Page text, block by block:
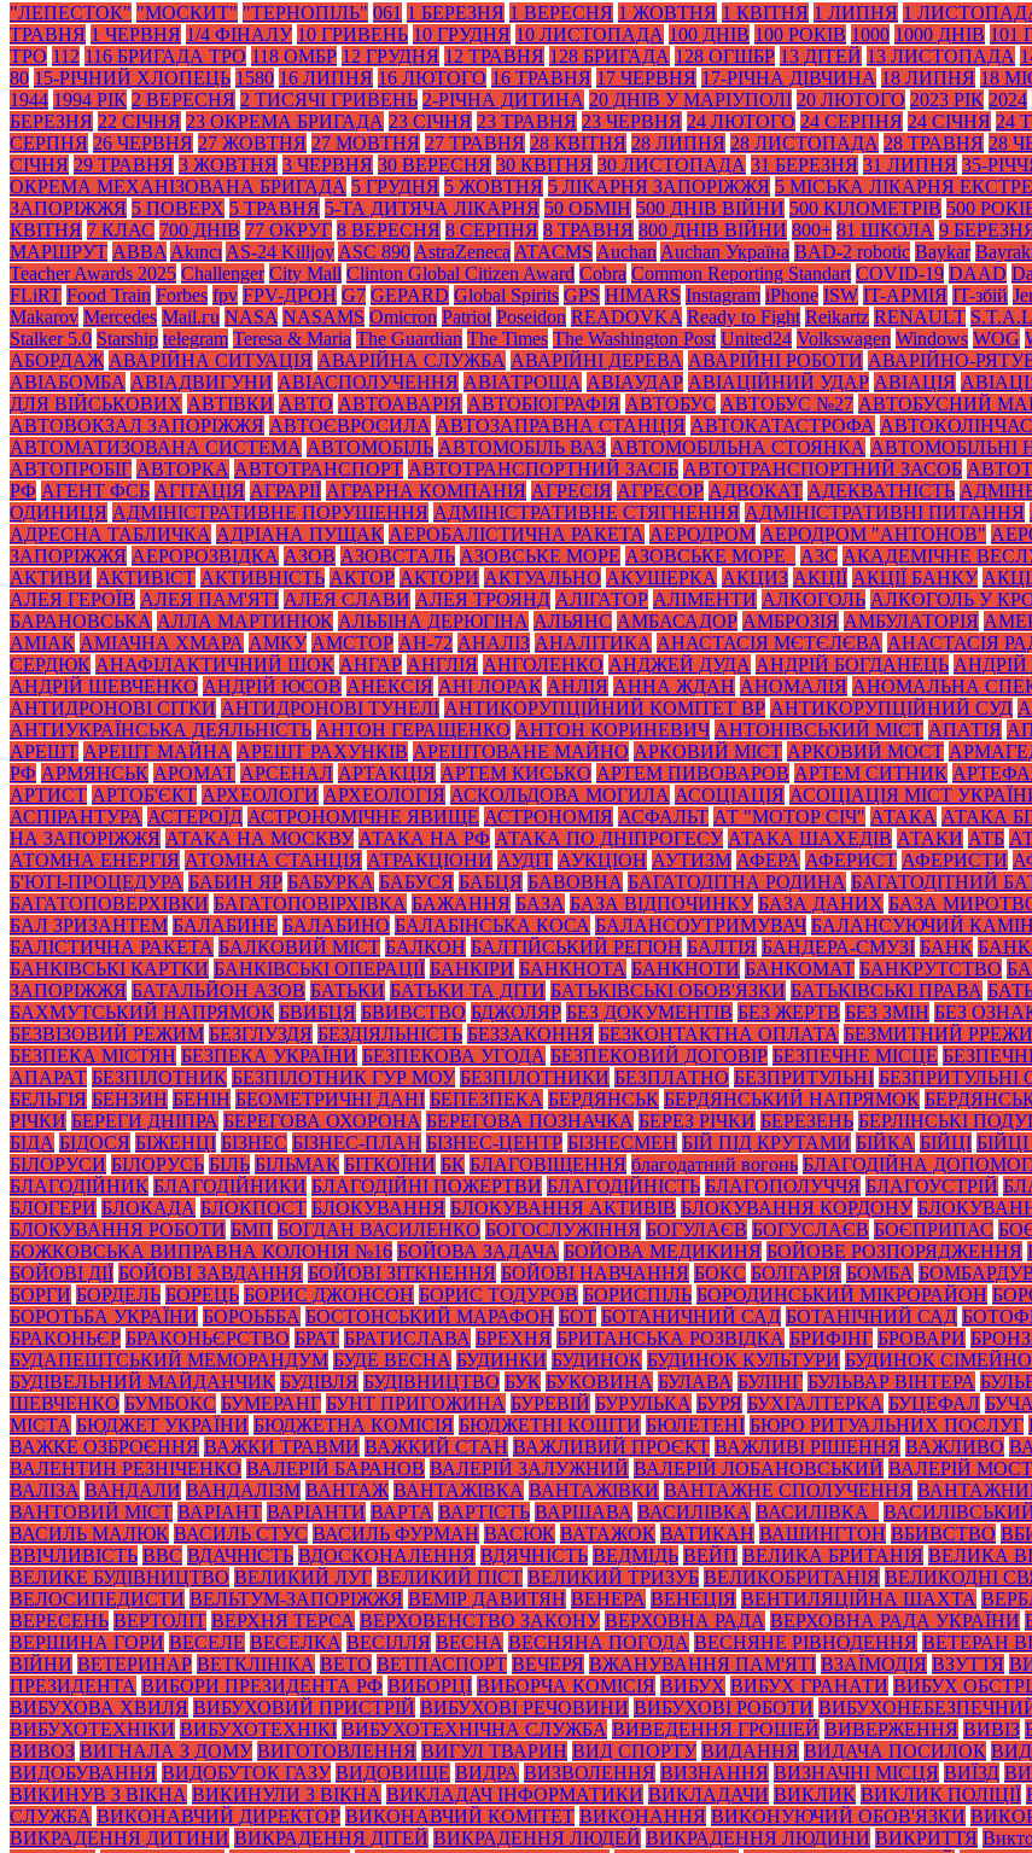
"ЛЕПЕСТОК" "МОСКИТ" "ТЕРНОПІЛЬ" 061 1 БЕРЕЗНЯ 1 ВЕРЕСНЯ 1 ЖОВТНЯ 1 КВІТНЯ 1 ЛИПНЯ 1
ТРАВНЯ 1 ЧЕРВНЯ 1/4 ФІНАЛУ 10 ГРИВЕНЬ 10 ГРУДНЯ 10 ЛИСТОПАДА 100 ДНІВ 100 РОКІВ 1000 1000 ДНІВ 101
ТРО 112 116 БРИГАДА ТРО 118 ОМБР 12 ГРУДНЯ 12 ТРАВНЯ 128 БРИГАДА 128 ОГШБР 13 ДІТЕЙ 13 ЛИСТОПАДА
80 15-РІЧНИЙ ХЛОПЕЦЬ 1580 16 ЛИПНЯ 16 ЛЮТОГО 16 ТРАВНЯ 17 ЧЕРВНЯ 17-РІЧНА ДІВЧИНА 18 ЛИПНЯ 18
1944 1994 РІК 2 ВЕРЕСНЯ 2 ТИСЯЧІ ГРИВЕНЬ 2-РІЧНА ДИТИНА 20 ДНІВ У МАРІУПОЛІ 20 ЛЮТОГО 2023 РІК 2024
БЕРЕЗНЯ 22 СІЧНЯ 23 ОКРЕМА БРИГАДА 23 СІЧНЯ 23 ТРАВНЯ 23 ЧЕРВНЯ 24 ЛЮТОГО 24 СЕРПНЯ 24 СІЧНЯ 24
СЕРПНЯ 26 ЧЕРВНЯ 27 ЖОВТНЯ 27 МОВТНЯ 27 ТРАВНЯ 28 КВІТНЯ 28 ЛИПНЯ 28 ЛИСТОПАДА 28 ТРАВНЯ 28
СІЧНЯ 29 ТРАВНЯ 3 ЖОВТНЯ 3 ЧЕРВНЯ 30 ВЕРЕСНЯ 30 КВІТНЯ 30 ЛИСТОПАДА 31 БЕРЕЗНЯ 31 ЛИПНЯ 35-
ОКРЕМА МЕХАНІЗОВАНА БРИГАДА 5 ГРУДНЯ 5 ЖОВТНЯ 5 ЛІКАРНЯ ЗАПОРІЖЖЯ 5 МІСЬКА ЛІКАРНЯ
ЗАПОРІЖЖЯ 5 ПОВЕРХ 5 ТРАВНЯ 5-ТА ДИТЯЧА ЛІКАРНЯ 50 ОБМІН 500 ДНІВ ВІЙНИ 500 КІЛОМЕТРІВ 500
КВІТНЯ 7 КЛАС 700 ДНІВ 77 ОКРУГ 8 ВЕРЕСНЯ 8 СЕРПНЯ 8 ТРАВНЯ 800 ДНІВ ВІЙНИ 800+ 81 ШКОЛА 9
МАРШРУТ ABBA Akıncı AS-24 Killjoy ASC 890 AstraZeneca ATACMS Auchan Auchan Україна BAD-2 robotic Baykar
Teacher Awards 2025 Challenger City Mall Clinton Global Citizen Award Cobra Common Reporting Standart COVID-19 DAAD
FLiRT Food Train Forbes fpv FPV-ДРОН G7 GEPARD Global Spirits GPS HIMARS Instagram iPhone ISW IT-АРМІЯ IT-збій
Makarov Mercedes Mаil.гu NASA NASAMS Omicron Patriot Poseidon READOVKA Ready to Fight Reikartz RENAULT
Stalker 5.0 Starship telegram Teresa & Maria The Guardian The Times The Washington Post United24 Volkswagen Windows WOG
АБОРДАЖ АВАРІЙНА СИТУАЦІЯ АВАРІЙНА СЛУЖБА АВАРІЙНІ ДЕРЕВА АВАРІЙНІ РОБОТИ АВАРІЙНО-
АВІАБОМБА АВІАДВИГУНИ АВІАСПОЛУЧЕННЯ АВІАТРОЩА АВІАУДАР АВІАЦІЙНИЙ УДАР АВІАЦІЯ
ДЛЯ ВІЙСЬКОВИХ АВТІВКИ АВТО АВТОАВАРІЯ АВТОБІОГРАФІЯ АВТОБУС АВТОБУС №27 АВТОБУСНИЙ
АВТОВОКЗАЛ ЗАПОРІЖЖЯ АВТОЄВРОСИЛА АВТОЗАПРАВНА СТАНЦІЯ АВТОКАТАСТРОФА
АВТОМАТИЗОВАНА СИСТЕМА АВТОМОБІЛЬ АВТОМОБІЛЬ ВАЗ АВТОМОБІЛЬНА СТОЯНКА АВТОМОБІЛЬНІ
АВТОПРОБІГ АВТОРКА АВТОТРАНСПОРТ АВТОТРАНСПОРТНИЙ ЗАСІБ АВТОТРАНСПОРТНИЙ ЗАСОБ
РФ АГЕНТ ФСБ АГІТАЦІЯ АГРАРІЇ АГРАРНА КОМПАНІЯ АГРЕСІЯ АГРЕСОР АДВОКАТ АДЕКВАТНІСТЬ
ОДИНИЦЯ АДМІНІСТРАТИВНЕ ПОРУШЕННЯ АДМІНІСТРАТИВНЕ СТЯГНЕННЯ АДМІНІСТРАТИВНІ ПИТАННЯ
АДРЕСНА ТАБЛИЧКА АДРІАНА ПУЩАК АЕРОБАЛІСТИЧНА РАКЕТА АЕРОДРОМ АЕРОДРОМ "АНТОНОВ"
ЗАПОРІЖЖЯ АЕРОРОЗВІДКА АЗОВ АЗОВСТАЛЬ АЗОВСЬКЕ МОРЕ АЗОВСЬКЕ МОРЕ_ АЗС АКАДЕМІЧНЕ
АКТИВИ АКТИВІСТ АКТИВНІСТЬ АКТОР АКТОРИ АКТУАЛЬНО АКУШЕРКА АКЦИЗ АКЦІЇ АКЦІЇ БАНКУ
АЛЕЯ ГЕРОЇВ АЛЕЯ ПАМ'ЯТІ АЛЕЯ СЛАВИ АЛЕЯ ТРОЯНД АЛІГАТОР АЛІМЕНТИ АЛКОГОЛЬ АЛКОГОЛЬ У
БАРАНОВСЬКА АЛЛА МАРТИНЮК АЛЬБІНА ДЕРЮГІНА АЛЬЯНС АМБАСАДОР АМБРОЗІЯ АМБУЛАТОРІЯ
АМІАК АМІАЧНА ХМАРА АМКУ АМСТОР АН-72 АНАЛІЗ АНАЛІТИКА АНАСТАСІЯ МЄТЄЛЄВА АНАСТАСІЯ
СЕРДЮК АНАФІЛАКТИЧНИЙ ШОК АНГАР АНГЛІЯ АНГОЛЕНКО АНДЖЕЙ ДУДА АНДРІЙ БОГДАНЕЦЬ АНДРІЙ
АНДРІЙ ШЕВЧЕНКО АНДРІЙ ЮСОВ АНЕКСІЯ АНІ ЛОРАК АНЛІЯ АННА ЖДАН АНОМАЛІЯ АНОМАЛЬНА
АНТИДРОНОВІ СІТКИ АНТИДРОНОВІ ТУНЕЛІ АНТИКОРУПЦІЙНИЙ КОМІТЕТ ВР АНТИКОРУПЦІЙНИЙ СУД
АНТИУКРАЇНСЬКА ДЕЯЛЬНІСТЬ АНТОН ГЕРАЩЕНКО АНТОН КОРИНЕВИЧ АНТОНІВСЬКИЙ МІСТ АПАТІЯ
АРЕШТ АРЕШТ МАЙНА АРЕШТ РАХУНКІВ АРЕШТОВАНЕ МАЙНО АРКОВИЙ МІСТ АРКОВИЙ МОСТ
РФ АРМЯНСЬК АРОМАТ АРСЕНАЛ АРТАКЦІЯ АРТЕМ КИСЬКО АРТЕМ ПИВОВАРОВ АРТЕМ СИТНИК
АРТИСТ АРТОБ'ЄКТ АРХЕОЛОГИ АРХЕОЛОГІЯ АСКОЛЬДОВА МОГИЛА АСОЦІАЦІЯ АСОЦІАЦІЯ МІСТ
АСПІРАНТУРА АСТЕРОЇД АСТРОНОМІЧНЕ ЯВИЩЕ АСТРОНОМІЯ АСФАЛЬТ АТ "МОТОР СІЧ" АТАКА АТАКА
НА ЗАПОРІЖЖЯ АТАКА НА МОСКВУ АТАКА НА РФ АТАКА ПО ДНІПРОГЕСУ АТАКА ШАХЕДІВ АТАКИ АТБ
АТОМНА ЕНЕРГІЯ АТОМНА СТАНЦІЯ АТРАКЦІОНИ АУДІТ АУКЦІОН АУТИЗМ АФЕРА АФЕРИСТ АФЕРИСТИ
Б'ЮТІ-ПРОЦЕДУРА БАБИН ЯР БАБУРКА БАБУСЯ БАБЦЯ БАВОВНА БАГАТОДІТНА РОДИНА БАГАТОДІТНИЙ
БАГАТОПОВЕРХІВКИ БАГАТОПОВІРХІВКА БАЖАННЯ БАЗА БАЗА ВІДПОЧИНКУ БАЗА ДАНИХ БАЗА
БАЛ ЗРИЗАНТЕМ БАЛАБИНЕ БАЛАБИНО БАЛАБІНСЬКА КОСА БАЛАНСОУТРИМУВАЧ БАЛАНСУЮЧИЙ
БАЛІСТИЧНА РАКЕТА БАЛКОВИЙ МІСТ БАЛКОН БАЛТІЙСЬКИЙ РЕГІОН БАЛТІЯ БАНДЕРА-СМУЗІ БАНК
БАНКІВСЬКІ КАРТКИ БАНКІВСЬКІ ОПЕРАЦІЇ БАНКІРИ БАНКНОТА БАНКНОТИ БАНКОМАТ БАНКРУТСТВО
ЗАПОРІЖЖЯ БАТАЛЬЙОН АЗОВ БАТЬКИ БАТЬКИ ТА ДІТИ БАТЬКІВСЬКІ ОБОВ'ЯЗКИ БАТЬКІВСЬКІ ПРАВА
БАХМУТСЬКИЙ НАПРЯМОК БВИБЦЯ БВИВСТВО БДЖОЛЯР БЕЗ ДОКУМЕНТІВ БЕЗ ЖЕРТВ БЕЗ ЗМІН БЕЗ
БЕЗВІЗОВИЙ РЕЖИМ БЕЗГЛУЗДЯ БЕЗДІЯЛЬНІСТЬ БЕЗЗАКОННЯ БЕЗКОНТАКТНА ОПЛАТА БЕЗМИТНИЙ
БЕЗПЕКА МІСТЯН БЕЗПЕКА УКРАЇНИ БЕЗПЕКОВА УГОДА БЕЗПЕКОВИЙ ДОГОВІР БЕЗПЕЧНЕ МІСЦЕ
АПАРАТ БЕЗПІЛОТНИК БЕЗПІЛОТНИК ГУР МОУ БЕЗПІЛОТНИКИ БЕЗПЛАТНО БЕЗПРИТУЛЬНІ БЕЗПРИТУЛЬНІ
БЕЛЬГІЯ БЕНЗИН БЕНІН БЕОМЕТРИЧНІ ДАНІ БЕПЕЗПЕКА БЕРДЯНСЬК БЕРДЯНСЬКИЙ НАПРЯМОК
РІЧКИ БЕРЕГИ ДНІПРА БЕРЕГОВА ОХОРОНА БЕРЕГОВА ПОЗНАЧКА БЕРЕЗ РІЧКИ БЕРЕЗЕНЬ БЕРЛІНСЬКІ
БІДА БІДОСЯ БІЖЕНЦІ БІЗНЕС БІЗНЕС-ПЛАН БІЗНЕС-ЦЕНТР БІЗНЕСМЕН БІЙ ПІД КРУТАМИ БІЙКА БІЙЦІ
БІЛОРУСИ БІЛОРУСЬ БІЛЬ БІЛЬМАК БІТКОЇНИ БК БЛАГОВІЩЕННЯ благодатний вогонь БЛАГОДІЙНА
БЛАГОДІЙНИК БЛАГОДІЙНИКИ БЛАГОДІЙНІ ПОЖЕРТВИ БЛАГОДІЙНІСТЬ БЛАГОПОЛУЧЧЯ БЛАГОУСТРІЙ
БЛОГЕРИ БЛОКАДА БЛОКПОСТ БЛОКУВАННЯ БЛОКУВАННЯ АКТИВІВ БЛОКУВАННЯ КОРДОНУ
БЛОКУВАННЯ РОБОТИ БМП БОГДАН ВАСИЛЕНКО БОГОСЛУЖІННЯ БОГУЛАЄВ БОГУСЛАЄВ БОЄПРИПАС
БОЖКОВСЬКА ВИПРАВНА КОЛОНІЯ №16 БОЙОВА ЗАДАЧА БОЙОВА МЕДИКИНЯ БОЙОВЕ РОЗПОРЯДЖЕННЯ
БОЙОВІ ДІЇ БОЙОВІ ЗАВДАННЯ БОЙОВІ ЗІТКНЕННЯ БОЙОВІ НАВЧАННЯ БОКС БОЛГАРІЯ БОМБА
БОРГИ БОРДЕЛЬ БОРЕЦЬ БОРИС ДЖОНСОН БОРИС ТОДУРОВ БОРИСПІЛЬ БОРОДИНСЬКИЙ МІКРОРАЙОН
БОРОТЬБА УКРАЇНИ БОРОЬББА БОСТОНСЬКИЙ МАРАФОН БОТ БОТАНИЧНИЙ САД БОТАНІЧНИЙ САД
БРАКОНЬЄР БРАКОНЬЄРСТВО БРАТ БРАТИСЛАВА БРЕХНЯ БРИТАНСЬКА РОЗВІДКА БРИФІНГ БРОВАРИ
БУДАПЕШТСЬКИЙ МЕМОРАНДУМ БУДЕ ВЕСНА БУДИНКИ БУДИНОК БУДИНОК КУЛЬТУРИ БУДИНОК
БУДІВЕЛЬНИЙ МАЙДАНЧИК БУДІВЛЯ БУДІВНИЦТВО БУК БУКОВИНА БУЛАВА БУЛІНГ БУЛЬВАР ВІНТЕРА
ШЕВЧЕНКО БУМБОКС БУМЕРАНГ БУНТ ПРИГОЖИНА БУРЕВІЙ БУРУЛЬКА БУРЯ БУХГАЛТЕРКА БУЦЕФАЛ БУЧА
МІСТА БЮДЖЕТ УКРАЇНИ БЮДЖЕТНА КОМІСІЯ БЮДЖЕТНІ КОШТИ БЮЛЕТЕНІ БЮРО РИТУАЛЬНИХ ПОСЛУГ
ВАЖКЕ ОЗБРОЄННЯ ВАЖКИ ТРАВМИ ВАЖКИЙ СТАН ВАЖЛИВИЙ ПРОЄКТ ВАЖЛИВІ РІШЕННЯ ВАЖЛИВО
ВАЛЕНТИН РЕЗНІЧЕНКО ВАЛЕРІЙ БАРАНОВ ВАЛЕРІЙ ЗАЛУЖНИЙ ВАЛЕРІЙ ЛОБАНОВСЬКИЙ ВАЛЕРІЙ
ВАЛІЗА ВАНДАЛИ ВАНДАЛІЗМ ВАНТАЖ ВАНТАЖІВКА ВАНТАЖІВКИ ВАНТАЖНЕ СПОЛУЧЕННЯ
ВАНТОВИЙ МІСТ ВАРІАНТ ВАРІАНТИ ВАРТА ВАРТІСТЬ ВАРШАВА ВАСИЛІВКА ВАСИЛІВКА_
ВАСИЛЬ МАЛЮК ВАСИЛЬ СТУС ВАСИЛЬ ФУРМАН ВАСЮК ВАТАЖОК ВАТИКАН ВАШИНГТОН ВБИВСТВО
ВВІЧЛИВІСТЬ ВВС ВДАЧНІСТЬ ВДОСКОНАЛЕННЯ ВДЯЧНІСТЬ ВЕДМІДЬ ВЕЙП ВЕЛИКА БРИТАНІЯ ВЕЛИКА
ВЕЛИКЕ БУДІВНИЦТВО ВЕЛИКИЙ ЛУГ ВЕЛИКИЙ ПІСТ ВЕЛИКИЙ ТРИЗУБ ВЕЛИКОБРИТАНІЯ ВЕЛИКОДНІ
ВЕЛОСИПЕДИСТИ ВЕЛЬТУМ-ЗАПОРІЖЖЯ ВЕМІР ДАВИТЯН ВЕНЕРА ВЕНЕЦІЯ ВЕНТИЛЯЦІЙНА ШАХТА
ВЕРЕСЕНЬ ВЕРТОЛІТ ВЕРХНЯ ТЕРСА ВЕРХОВЕНСТВО ЗАКОНУ ВЕРХОВНА РАДА ВЕРХОВНА РАДА УКРАЇНИ
ВЕРШИНА ГОРИ ВЕСЕЛЕ ВЕСЕЛКА ВЕСІЛЛЯ ВЕСНА ВЕСНЯНА ПОГОДА ВЕСНЯНЕ РІВНОДЕННЯ ВЕТЕРАН
ВІЙНИ ВЕТЕРИНАР ВЕТКЛІНІКА ВЕТО ВЕТПАСПОРТ ВЕЧЕРЯ ВЖАНУВАННЯ ПАМ'ЯТІ ВЗАЇМОДІЯ ВЗУТТЯ
ПРЕЗИДЕНТА ВИБОРИ ПРЕЗИДЕНТА РФ ВИБОРЦІ ВИБОРЧА КОМІСІЯ ВИБУХ ВИБУХ ГРАНАТИ ВИБУХ
ВИБУХОВА ХВИЛЯ ВИБУХОВИЙ ПРИСТРІЙ ВИБУХОВІ РЕЧОВИНИ ВИБУХОВІ РОБОТИ
ВИБУХОТЕХНІКИ ВИБУХОТЕХНІКІ ВИБУХОТЕХНІЧНА СЛУЖБА ВИВЕДЕННЯ ГРОШЕЙ ВИВЕРЖЕННЯ ВИВІЗ
ВИВОЗ ВИГНАЛА З ДОМУ ВИГОТОВЛЕННЯ ВИГУЛ ТВАРИН ВИД СПОРТУ ВИДАННЯ ВИДАЧА ПОСИЛОК
ВИДОБУВАННЯ ВИДОБУТОК ГАЗУ ВИДОВИЩЕ ВИДРА ВИЗВОЛЕННЯ ВИЗНАННЯ ВИЗНАЧНІ МІСЦЯ ВИЇЗД
ВИКИНУВ З ВІКНА ВИКИНУЛИ З ВІКНА ВИКЛАДАЧ ІНФОРМАТИКИ ВИКЛАДАЧИ ВИКЛИК ВИКЛИК ПОЛІЦІЇ
СЛУЖБА ВИКОНАВЧИЙ ДИРЕКТОР ВИКОНАВЧИЙ КОМІТЕТ ВИКОНАННЯ ВИКОНУЮЧИЙ ОБОВ'ЯЗКИ
ВИКРАДЕННЯ ДИТИНИ ВИКРАДЕННЯ ДІТЕЙ ВИКРАДЕННЯ ЛЮДЕЙ ВИКРАДЕННЯ ЛЮДИНИ ВИКРИТТЯ